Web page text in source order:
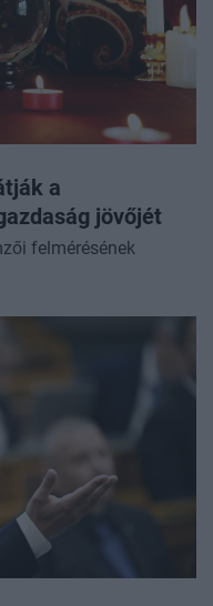
a
jövőjét
felmérésének